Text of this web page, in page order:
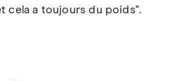
cela a toujours du poids".